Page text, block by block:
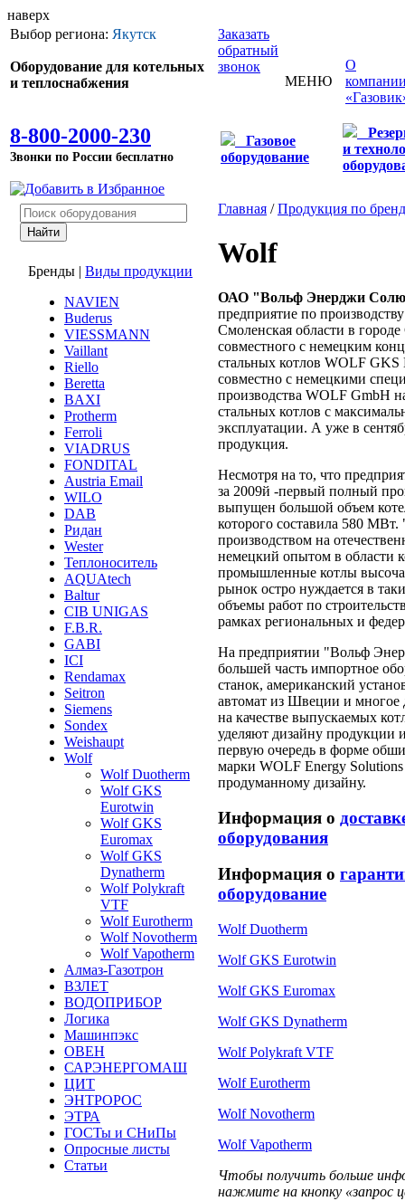
наверх
Выбор региона: Якутск
Оборудование для котельных
и теплоснабжения
8-800-2000-230
Звонки по России бесплатно
Заказать
обратный
звонок
МЕНЮ
О
Газовое
оборудование
и
Бренды | Виды продукции
NAVIEN
Buderus
VIESSMANN
Vaillant
Riello
Beretta
BAXI
Protherm
Ferroli
VIADRUS
FONDITAL
Austria Email
WILO
DAB
Ридан
Wester
Теплоноситель
AQUAtech
Baltur
CIB UNIGAS
F.B.R.
GABI
ICI
Rendamax
Seitron
Siemens
Sondex
Weishaupt
Wolf
Wolf Duotherm
Wolf GKS
Eurotwin
Wolf GKS
Euromax
Wolf GKS
Dynatherm
Wolf Polykraft
VTF
Wolf Eurotherm
Wolf Novotherm
Wolf Vapotherm
Алмаз-Газотрон
ВЗЛЕТ
ВОДОПРИБОР
Логика
Машинпэкс
ОВЕН
САРЭНЕРГОМАШ
ЦИТ
ЭНТРОРОС
ЭТРА
ГОСТы и СНиПы
Опросные листы
Статьи
Главная /Продукция по
Wolf
ОАО "Вольф Энерджи
предприятие по
Смоленская области в
совместного с немецким
стальных котлов WOLF GKS
совместно с немецкими
производства WOLF GmbH
стальных котлов с
эксплуатации. А уже в
продукция.
Несмотря на то, что
за 2009й -первый полный
выпущен большой объем
которого составила 580
производством на
немецкий опытом в области
промышленные котлы
рынок остро нуждается в
объемы работ по
рамках региональных и
На предприятии "Вольф
большей часть импортное
станок, американский
автомат из Швеции и многое
на качестве выпускаемых
уделяют дизайну продукции
первую очередь в форме
марки WOLF Energy
продуманному дизайну.
Информация о
оборудования
Информация о
оборудование
Wolf Duotherm
Wolf GKS Eurotwin
Wolf GKS Euromax
Wolf GKS Dynatherm
Wolf Polykraft VTF
Wolf Eurotherm
Wolf Novotherm
Wolf Vapotherm
Чтобы получить больше
нажмите на кнопку «запрос